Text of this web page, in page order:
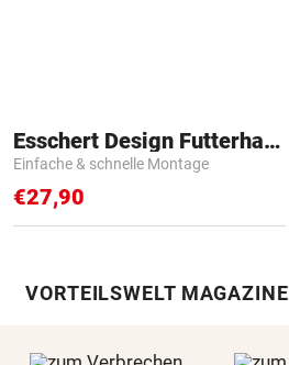
Esschert Design Futterhaus
Einfache & schnelle Montage
€27,90
VORTEILSWELT MAGAZINE